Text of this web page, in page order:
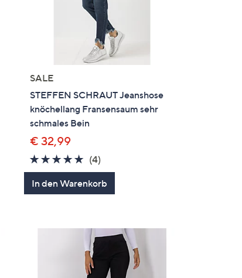
SALE
STEFFEN SCHRAUT Jeanshose
knöchellang Fransensaum sehr
schmales Bein
€ 32,99
5.0
von
5
(4)
Bewertungen
In den Warenkorb